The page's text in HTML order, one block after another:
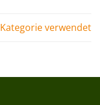
Kategorie verwendet